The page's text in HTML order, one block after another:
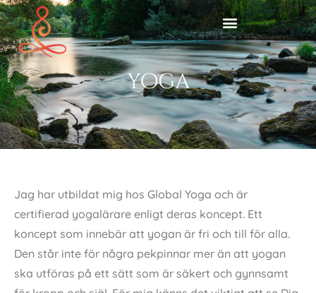
yoga
Jag har utbildat mig hos Global Yoga och är
certifierad yogalärare enligt deras koncept. Ett
koncept som innebär att yogan är fri och till för alla.
Den står inte för några pekpinnar mer än att yogan
ska utföras på ett sätt som är säkert och gynnsamt
för kropp och själ. För mig känns det viktigt att se Dig